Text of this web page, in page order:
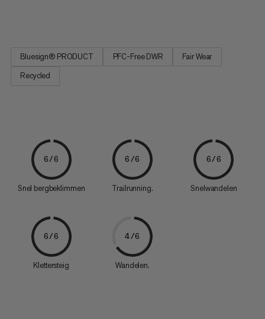
Bluesign® PRODUCT PFC-Free DWR
Fair Wear
Recycled
6/6
Snel bergbeklimmen
6/6
Trailrunning.
6/6
Snelwandelen
6/6
Klettersteig
4/6
Wandelen.